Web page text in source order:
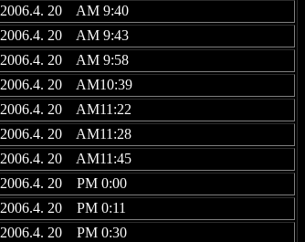
2006.4. 20 AM 9:40
2006.4. 20 AM 9:43
2006.4. 20 AM 9:58
2006.4. 20 AM10:39
2006.4. 20 AM11:22
2006.4. 20 AM11:28
2006.4. 20 AM11:45
2006.4. 20 PM 0:00
2006.4. 20 PM 0:11
2006.4. 20 PM 0:30